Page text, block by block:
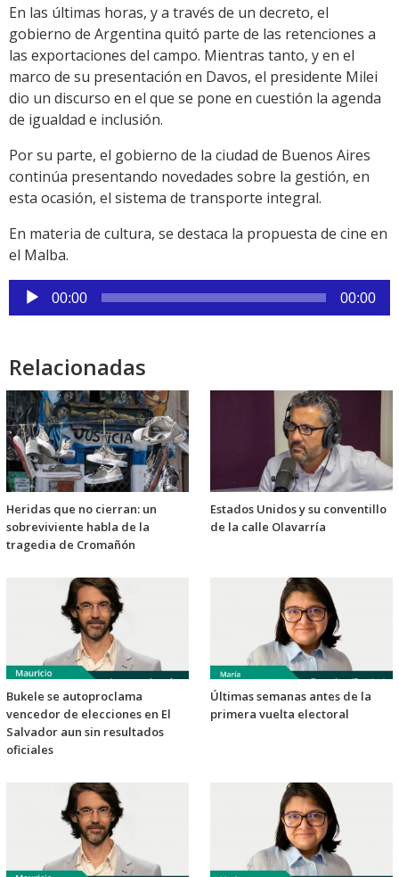
Link
En las últimas horas, y a través de un decreto, el
gobierno de Argentina quitó parte de las retenciones a
las exportaciones del campo. Mientras tanto, y en el
marco de su presentación en Davos, el presidente Milei
dio un discurso en el que se pone en cuestión la agenda
de igualdad e inclusión.
Por su parte, el gobierno de la ciudad de Buenos Aires
continúa presentando novedades sobre la gestión, en
esta ocasión, el sistema de transporte integral.
En materia de cultura, se destaca la propuesta de cine en
el Malba.
Reproductor
de
00:00 00:00
Relacionadas
Heridas que no cierran: un
sobreviviente habla de la
tragedia de Cromañón
Estados Unidos y su conventillo
de la calle Olavarría
Bukele se autoproclama
vencedor de elecciones en El
Salvador aun sin resultados
oficiales
Últimas semanas antes de la
primera vuelta electoral